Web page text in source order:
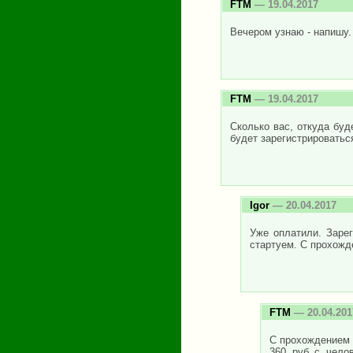
FTM — 19.04.2017
Вечером узнаю - напишу.
FTM — 19.04.2017
Сколько вас, откуда
будет
Igor — 20.04.2017
Уже оплатили.
стартуем. С
FTM —
С прохождением